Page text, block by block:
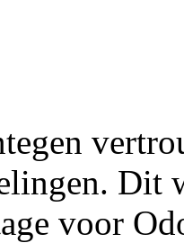
Dit
voor